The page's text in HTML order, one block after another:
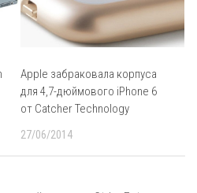
Apple забраковала корпуса
для 4,7-дюймового iPhone 6
от Catcher Technology
27/06/2014